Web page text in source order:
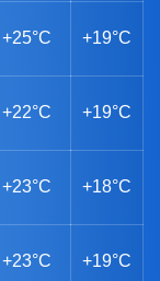
+25°C +19°C
+22°C +19°C
+23°C +18°C
+23°C +19°C